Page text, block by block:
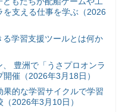
支える仕事を学ぶ（2026
る学習支援ツールとは何か
豊洲で「うさプロオンラ
催（2026年3月18日）
的な学習サイクルで学習
2026年3月10日）